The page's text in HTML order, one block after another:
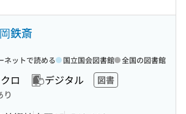
鉄斎
ロ デジタル
図書
り
ネットで読める 国立国会図書館 全国の図書館